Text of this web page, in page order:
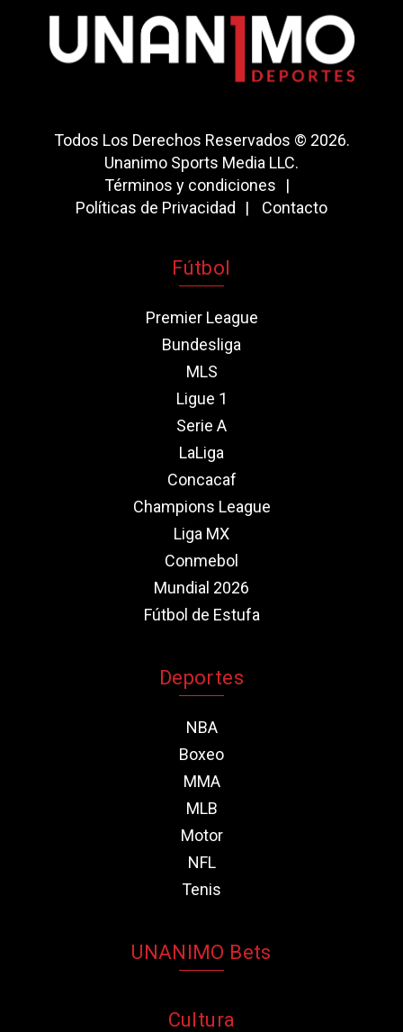
Todos Los Derechos Reservados © 2026.
Unanimo Sports Media LLC.
Términos y condiciones
Políticas de Privacidad
Contacto
Fútbol
Premier League
Bundesliga
MLS
Ligue 1
Serie A
LaLiga
Concacaf
Champions League
Liga MX
Conmebol
Mundial 2026
Fútbol de Estufa
Deportes
NBA
Boxeo
MMA
MLB
Motor
NFL
Tenis
UNANIMO Bets
Cultura